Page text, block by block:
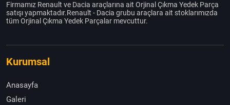
Firmamız Renault ve Dacia araçlarına ait Orjinal Çıkma Yedek Parça
satışı yapmaktadır.Renault - Dacia grubu araçlara ait stoklarımızda
tüm Orjinal Çıkma Yedek Parçalar mevcuttur.
Kurumsal
Anasayfa
Galeri